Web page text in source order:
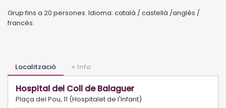
Grup fins a 20 persones. Idioma: català / castellà /anglès /
francès.
Localització + Info
Hospital del Coll de Balaguer
Plaça del Pou, 11 (Hospitalet de l'Infant)